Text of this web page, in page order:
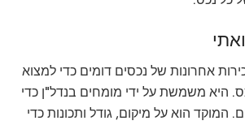
אחרונות של נכסים דומים כדי למצוא
היא משמשת על ידי מומחים בנדל"ן כדי
המוקד הוא על מיקום, גודל ותכונות כדי